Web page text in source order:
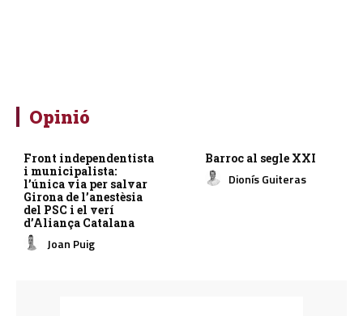
Opinió
Front independentista
i municipalista:
l’única via per salvar
Girona de l’anestèsia
del PSC i el verí
d’Aliança Catalana
Joan Puig
Barroc al segle XXI
Dionís Guiteras